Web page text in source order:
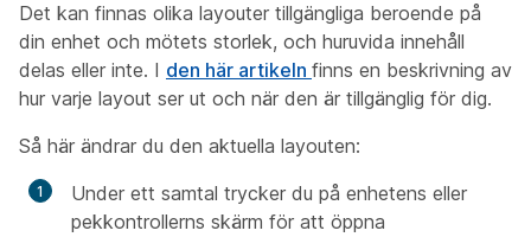
Det kan finnas olika layouter tillgängliga beroende på
din enhet och mötets storlek, och huruvida innehåll
delas eller inte. I den här artikeln finns en beskrivning av
hur varje layout ser ut och när den är tillgänglig för dig.
Så här ändrar du den aktuella layouten:
Under ett samtal trycker du på enhetens eller
pekkontrollerns skärm för att öppna